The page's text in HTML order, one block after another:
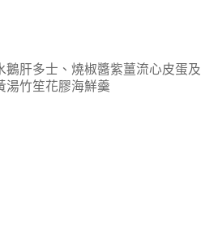
鵝肝多士、燒椒醬紫薑流心皮蛋及
湯竹笙花膠海鮮羹